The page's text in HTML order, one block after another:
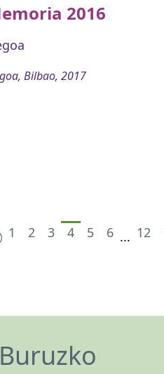
2016
Bilbao, 2017
1 2 3 4 5 6 ... 12